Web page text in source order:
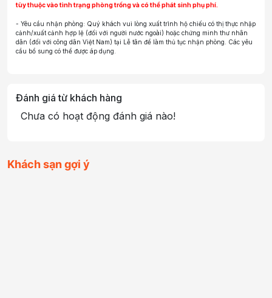
tùy thuộc vào tình trạng phòng trống và có thể phát sinh phụ phí.
- Yêu cầu nhận phòng: Quý khách vui lòng xuất trình hộ chiếu có thị thực nhập
cảnh/xuất cảnh hợp lệ (đối với người nước ngoài) hoặc chứng minh thư nhân
dân (đối với công dân Việt Nam) tại Lễ tân để làm thủ tục nhận phòng. Các yêu
cầu bổ sung có thể được áp dụng.
Đánh giá từ khách hàng
Chưa có hoạt động đánh giá nào!
Khách sạn gợi ý